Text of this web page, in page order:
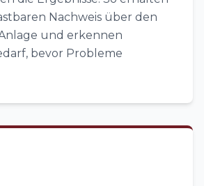
Nachweis über den
und erkennen
bevor Probleme